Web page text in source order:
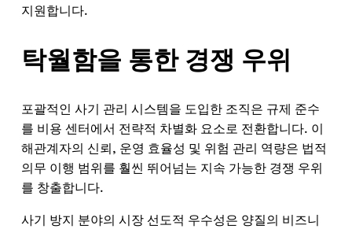
지원합니다.
탁월함을 통한 경쟁 우위
포괄적인 사기 관리 시스템을 도입한 조직은 규제 준수
를 비용 센터에서 전략적 차별화 요소로 전환합니다. 이
해관계자의 신뢰, 운영 효율성 및 위험 관리 역량은 법적
의무 이행 범위를 훨씬 뛰어넘는 지속 가능한 경쟁 우위
를 창출합니다.
사기 방지 분야의 시장 선도적 우수성은 양질의 비즈니